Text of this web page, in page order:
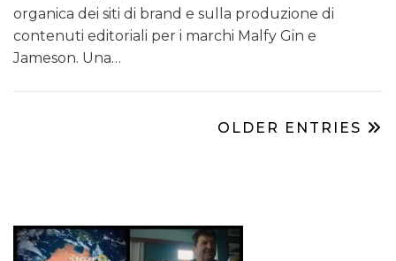
organica dei siti di brand e sulla produzione di
contenuti editoriali per i marchi Malfy Gin e
Jameson. Una…
OLDER ENTRIES